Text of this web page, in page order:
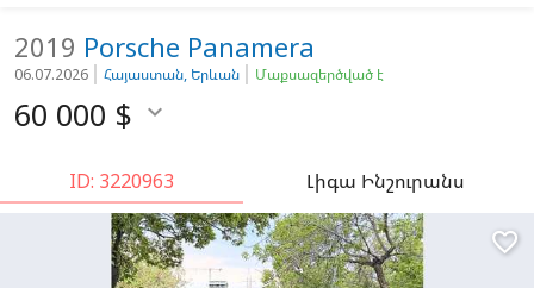
2019 Porsche Panamera
06.07.2026 Հայաստան, Երևան Մաքսազերծված է
60 000 $ 
ID: 3220963 Լիգա Ինշուրանս
favorite_border